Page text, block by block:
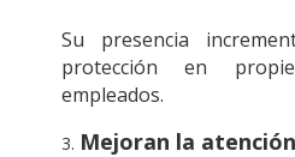
Su presencia
protección en
empleados.
Mejoran la